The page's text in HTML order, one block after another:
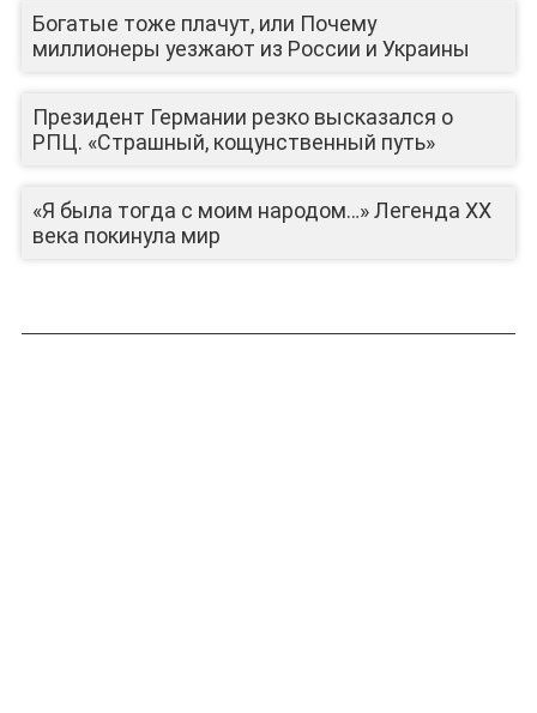
Богатые тоже плачут, или Почему
миллионеры уезжают из России и Украины
Президент Германии резко высказался о
РПЦ. «Страшный, кощунственный путь»
«Я была тогда с моим народом…» Легенда ХХ
века покинула мир